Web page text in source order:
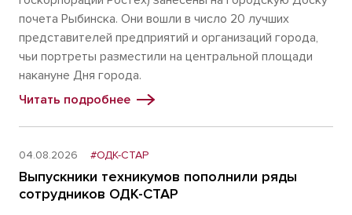
почета Рыбинска. Они вошли в число 20 лучших
представителей предприятий и организаций города,
чьи портреты разместили на центральной площади
накануне Дня города.
Читать подробнее
04.08.2026 #ОДК-СТАР
Выпускники техникумов пополнили ряды
сотрудников ОДК-СТАР